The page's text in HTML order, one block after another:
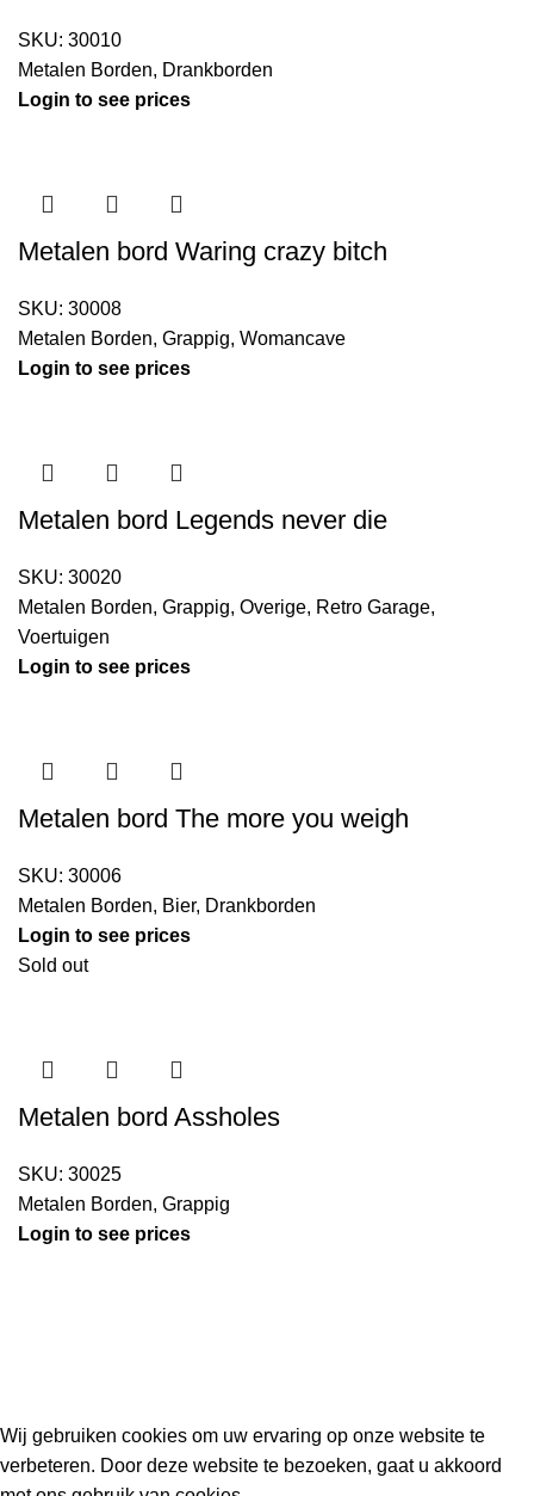
SKU: 30010
Metalen Borden, Drankborden
Login to see prices
Metalen bord Waring crazy bitch
SKU: 30008
Metalen Borden, Grappig, Womancave
Login to see prices
Metalen bord Legends never die
SKU: 30020
Metalen Borden, Grappig, Overige, Retro Garage,
Voertuigen
Login to see prices
Metalen bord The more you weigh
SKU: 30006
Metalen Borden, Bier, Drankborden
Login to see prices
Sold out
Metalen bord Assholes
SKU: 30025
Metalen Borden, Grappig
Login to see prices
Wij gebruiken cookies om uw ervaring op onze website te
verbeteren. Door deze website te bezoeken, gaat u akkoord